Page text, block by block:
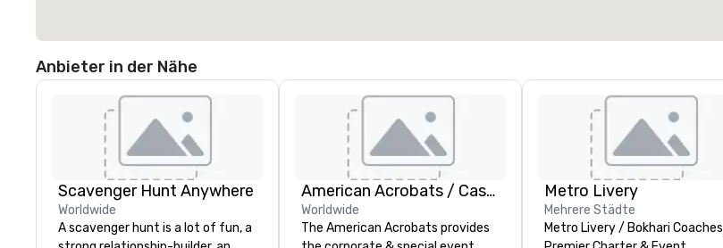
Anbieter in der Nähe
Scavenger Hunt Anywhere
Worldwide
A scavenger hunt is a lot of fun, a
American Acrobats / Castle Productions
Worldwide
The American Acrobats provides
Metro Livery
Mehrere Städte
Metro Livery / Bokhari Coaches |